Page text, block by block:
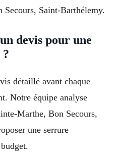
Saint-Barthélemy.
devis pour une
détaillé avant chaque
Notre équipe analyse
Marthe, Bon Secours,
une serrure